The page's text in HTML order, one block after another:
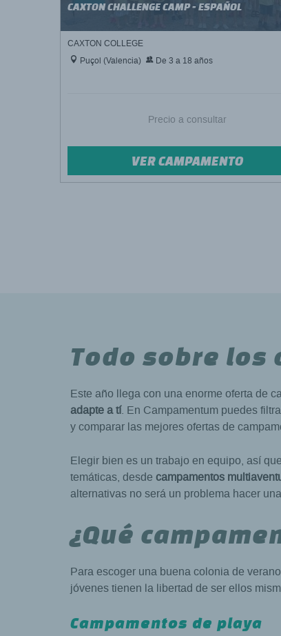
CAXTON CHALLENGE CAMP - ESPAÑOL
CAXTON COLLEGE
Puçol (Valencia)
De 3 a 18 años
Precio a consultar
VER CAMPAMENTO
Todo sobre los
Este año llega con una enorme oferta de
adapte a tí. En Campamentum puedes
y comparar las mejores ofertas de
Elegir bien es un trabajo en equipo, así
temáticas, desde campamentos
alternativas no será un problema hacer
¿Qué
Para escoger una buena colonia de
jóvenes tienen la libertad de ser ellos
Campamentos de playa